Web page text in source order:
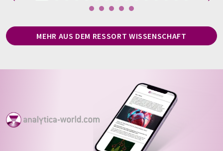
MEHR AUS DEM RESSORT WISSENSCHAFT